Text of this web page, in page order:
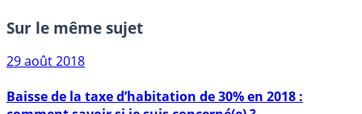
Sur le même sujet
29 août 2018